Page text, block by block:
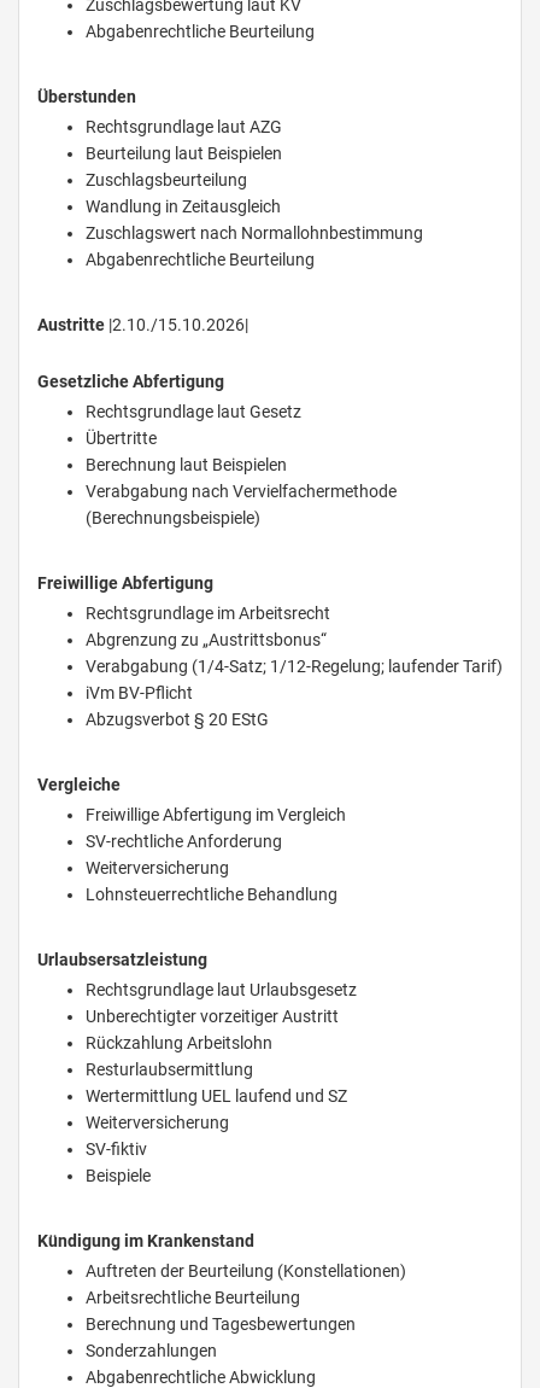
Zuschlagsbewertung laut KV
Abgabenrechtliche Beurteilung
Überstunden
Rechtsgrundlage laut AZG
Beurteilung laut Beispielen
Zuschlagsbeurteilung
Wandlung in Zeitausgleich
Zuschlagswert nach Normallohnbestimmung
Abgabenrechtliche Beurteilung
Austritte |2.10./15.10.2026|
Gesetzliche Abfertigung
Rechtsgrundlage laut Gesetz
Übertritte
Berechnung laut Beispielen
Verabgabung nach Vervielfachermethode
(Berechnungsbeispiele)
Freiwillige Abfertigung
Rechtsgrundlage im Arbeitsrecht
Abgrenzung zu „Austrittsbonus“
Verabgabung (1/4-Satz; 1/12-Regelung; laufender Tarif)
iVm BV-Pflicht
Abzugsverbot § 20 EStG
Vergleiche
Freiwillige Abfertigung im Vergleich
SV-rechtliche Anforderung
Weiterversicherung
Lohnsteuerrechtliche Behandlung
Urlaubsersatzleistung
Rechtsgrundlage laut Urlaubsgesetz
Unberechtigter vorzeitiger Austritt
Rückzahlung Arbeitslohn
Resturlaubsermittlung
Wertermittlung UEL laufend und SZ
Weiterversicherung
SV-fiktiv
Beispiele
Kündigung im Krankenstand
Auftreten der Beurteilung (Konstellationen)
Arbeitsrechtliche Beurteilung
Berechnung und Tagesbewertungen
Sonderzahlungen
Abgabenrechtliche Abwicklung